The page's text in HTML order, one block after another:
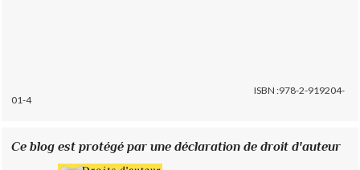
ISBN :978-2-919204-
01-4
Ce blog est protégé par une déclaration de droit d'auteur